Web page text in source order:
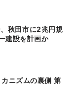
建設を計画か